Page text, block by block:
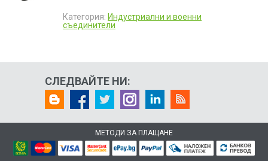
Категория: Индустриални и военни
съединители
СЛЕДВАЙТЕ НИ:
МЕТОДИ ЗА ПЛАЩАНЕ